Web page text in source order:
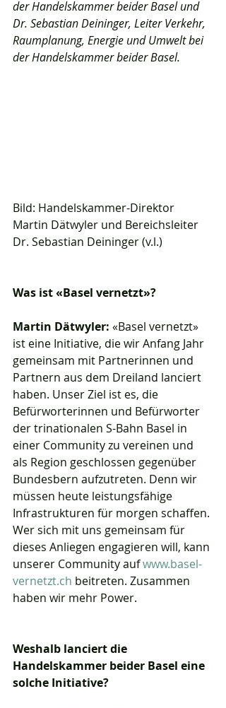
der Handelskammer beider Basel und
Dr. Sebastian Deininger, Leiter Verkehr,
Raumplanung, Energie und Umwelt bei
der Handelskammer beider Basel.
Bild: Handelskammer-Direktor
Martin Dätwyler und Bereichsleiter
Dr. Sebastian Deininger (v.l.)
Was ist «Basel vernetzt»?
Martin Dätwyler: «Basel vernetzt»
ist eine Initiative, die wir Anfang Jahr
gemeinsam mit Partnerinnen und
Partnern aus dem Dreiland lanciert
haben. Unser Ziel ist es, die
Befürworterinnen und Befürworter
der trinationalen S-Bahn Basel in
einer Community zu vereinen und
als Region geschlossen gegenüber
Bundesbern aufzutreten. Denn wir
müssen heute leistungsfähige
Infrastrukturen für morgen schaffen.
Wer sich mit uns gemeinsam für
dieses Anliegen engagieren will, kann
unserer Community auf www.basel-
vernetzt.ch beitreten. Zusammen
haben wir mehr Power.
Weshalb lanciert die
Handelskammer beider Basel eine
solche Initiative?